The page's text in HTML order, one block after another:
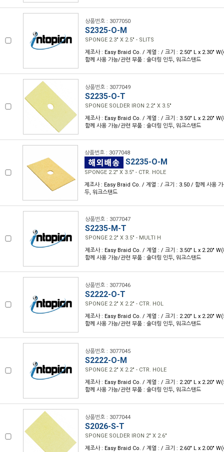
상품번호 : 3077050
S2325-O-M
SPONGE 2.3" X 2.5" - SLITS
제조사 : Easy Braid Co. / 계열 : / 크기 : 2.50" L x 2.30"
함께 사용 가능/관련 부품 : 솔더링 인두, 워크스탠드
상품번호 : 3077049
S2235-O-T
SPONGE SOLDER IRON 2.2" X 3.5"
제조사 : Easy Braid Co. / 계열 : / 크기 : 3.50" L x 2.20"
함께 사용 가능/관련 부품 : 솔더링 인두, 워크스탠드
상품번호 : 3077048
S2235-O-M
SPONGE 2.2" X 3.5" - CTR. HOLE
제조사 : Easy Braid Co. / 계열 : / 크기 : 3.50 / 함께 사용 가
두, 워크스탠드
상품번호 : 3077047
S2235-M-T
SPONGE 2.2" X 3.5" - MULTI H
제조사 : Easy Braid Co. / 계열 : / 크기 : 3.50" L x 2.20"
함께 사용 가능/관련 부품 : 솔더링 인두, 워크스탠드
상품번호 : 3077046
S2222-O-T
SPONGE 2.2" X 2.2" - CTR. HOL
제조사 : Easy Braid Co. / 계열 : / 크기 : 2.20" L x 2.20"
함께 사용 가능/관련 부품 : 솔더링 인두, 워크스탠드
상품번호 : 3077045
S2222-O-M
SPONGE 2.2" X 2.2" - CTR. HOLE
제조사 : Easy Braid Co. / 계열 : / 크기 : 2.20" L x 2.20"
함께 사용 가능/관련 부품 : 솔더링 인두, 워크스탠드
상품번호 : 3077044
S2026-S-T
SPONGE SOLDER IRON 2" X 2.6"
제조사 : Easy Braid Co. / 계열 : / 크기 : 2.60" L x 2.00"